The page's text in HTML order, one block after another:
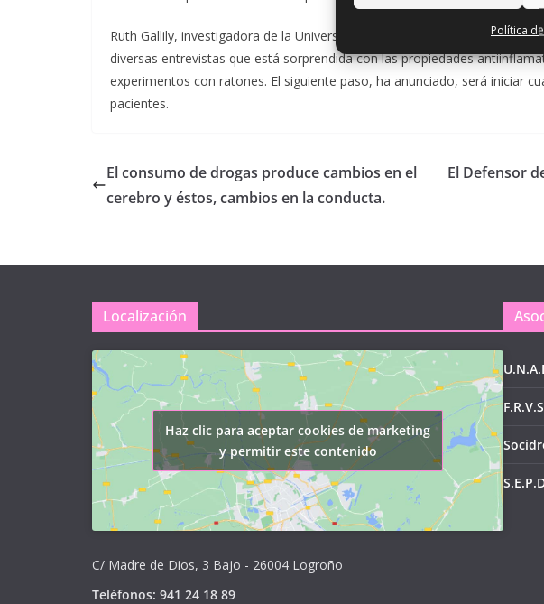
Política
Ruth Gallily, investigadora de la Universidad Hebrea de Jerusalén que
diversas entrevistas que está sorprendida con las propiedades
experimentos con ratones. El siguiente paso, ha anunciado, será iniciar
pacientes.
El consumo de drogas produce cambios en el
cerebro y éstos, cambios en la conducta.
El Defensor
Localización
Haz clic para aceptar cookies de marketing
y permitir este contenido
C/ Madre de Dios, 3 Bajo - 26004 Logroño
Teléfonos: 941 24 18 89